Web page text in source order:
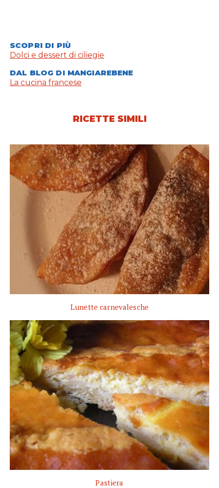
SCOPRI DI PIÙ
Dolci e dessert di ciliegie
DAL BLOG DI MANGIAREBENE
La cucina francese
RICETTE SIMILI
Lunette carnevalesche
Pastiera